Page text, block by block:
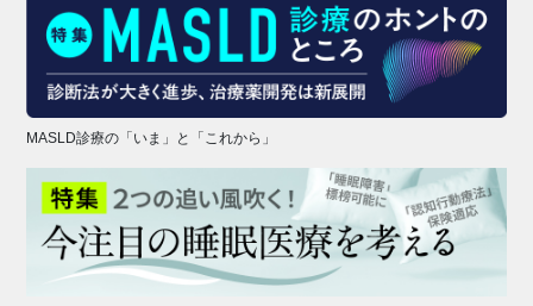
MASLD診療の「いま」と「これから」